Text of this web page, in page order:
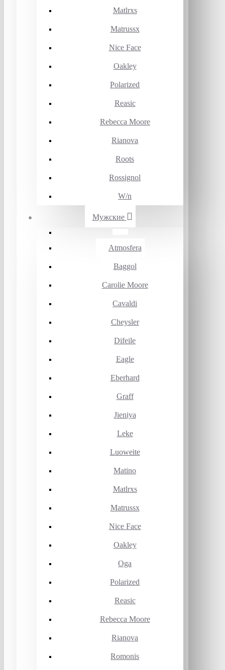
Matlrxs
Matrussx
Nice Face
Oakley
Polarized
Reasic
Rebecca Moore
Rianova
Roots
Rossignol
W/n
Мужские
Atmosfera
Baggol
Carolie Moore
Cavaldi
Cheysler
Difeile
Eagle
Eberhard
Graff
Jieniya
Leke
Luoweite
Matino
Matlrxs
Matrussx
Nice Face
Oakley
Oga
Polarized
Reasic
Rebecca Moore
Rianova
Romonis